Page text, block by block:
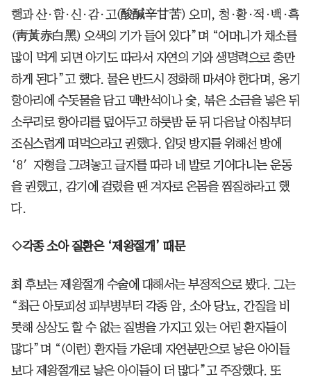
행과 산·함·신·감·고(酸醎辛甘苦) 오미, 청·황·적·백·흑
(靑黃赤白黑) 오색의 기가 들어 있다”며 “어머니가 채소를
많이 먹게 되면 아기도 따라서 자연의 기와 생명력으로 충만
하게 된다”고 했다. 물은 반드시 정화해 마셔야 한다며, 옹기
항아리에 수돗물을 담고 맥반석이나 숯, 볶은 소금을 넣은 뒤
소쿠리로 항아리를 덮어두고 하룻밤 둔 뒤 다음날 아침부터
조심스럽게 떠먹으라고 권했다. 입덧 방지를 위해선 방에
‘8′자형을 그려놓고 글자를 따라 네 발로 기어다니는 운동
을 권했고, 감기에 걸렸을 땐 겨자로 온몸을 찜질하라고 했
다.
◇각종 소아 질환은 ‘제왕절개’ 때문
최 후보는 제왕절개 수술에 대해서는 부정적으로 봤다. 그는
“최근 아토피성 피부병부터 각종 암, 소아 당뇨, 간질을 비
롯해 상상도 할 수 없는 질병을 가지고 있는 어린 환자들이
많다”며 “(이런) 환자들 가운데 자연분만으로 낳은 아이들
보다 제왕절개로 낳은 아이들이 더 많다”고 주장했다. 또